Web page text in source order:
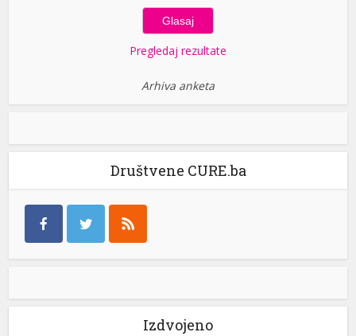
Pregledaj rezultate
Arhiva anketa
Društvene CURE.ba
Izdvojeno